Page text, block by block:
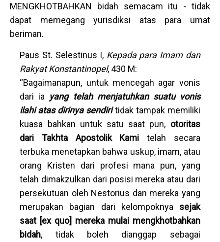
MENGKHOTBAHKAN bidah semacam itu - tidak
dapat memegang yurisdiksi atas para umat
beriman.
Paus St. Selestinus I, Kepada para Imam dan
Rakyat Konstantinopel, 430 M:
“Bagaimanapun, untuk mencegah agar vonis
dari ia yang telah menjatuhkan suatu vonis
ilahi atas dirinya sendiritidak tampak memiliki
kuasa bahkan untuk satu saat pun, otoritas
dari Takhta Apostolik Kami telah secara
terbuka menetapkan bahwa uskup, imam, atau
orang Kristen dari profesi mana pun, yang
telah dimakzulkan dari posisi mereka atau dari
persekutuan oleh Nestorius dan mereka yang
merupakan bagian dari kelompoknya sejak
saat [ex quo] mereka mulai mengkhotbahkan
bidah, tidak boleh dianggap sebagai